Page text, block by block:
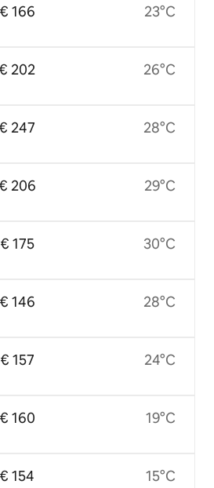
€ 166
€ 202
€ 247
€ 206
€ 175
€ 146
€ 157
€ 160
€ 154
23°C
26°C
28°C
29°C
30°C
28°C
24°C
19°C
15°C